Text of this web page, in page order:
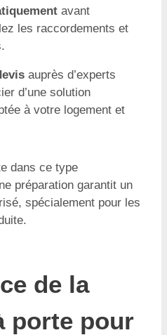
avant
les raccordements et
auprès d’experts
d’une solution
à votre logement et
dans ce type
préparation garantit un
spécialement pour les
de la
porte pour